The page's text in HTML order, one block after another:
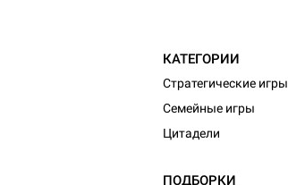
КАТЕГОРИИ
Стратегические игры
Семейные игры
Цитадели
ПОДБОРКИ
Настольная игра Hobby World Монстры